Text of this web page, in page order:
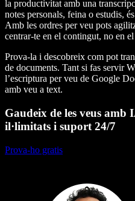
la productivitat amb una
notes personals, feina o estudis,
Amb les ordres per veu pots
centrar-te en el contingut, no en
Prova-la i descobreix com pot
de documents. Tant si fas servir
l’escriptura per veu de Google
amb veu a text.
Gaudeix de les veus amb
il·limitats i suport 24/7
Prova-ho gratis